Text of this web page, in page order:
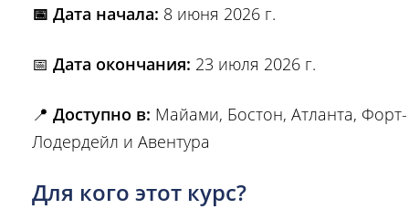
📅 Дата начала: 8 июня 2026 г.
📅 Дата окончания: 23 июля 2026 г.
📍 Доступно в: Майами, Бостон, Атланта, Форт-
Лодердейл и Авентура
Для кого этот курс?